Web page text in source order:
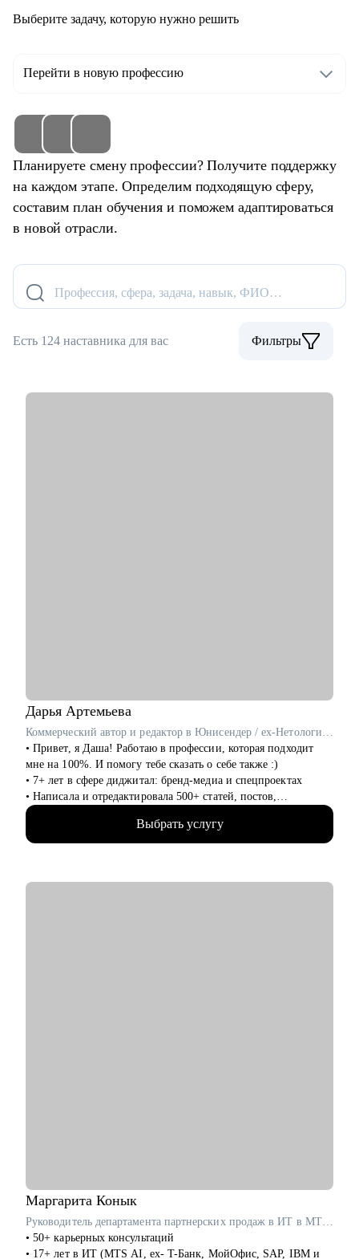
Выберите задачу, которую нужно решить
Перейти в новую профессию
Планируете смену профессии? Получите поддержку
на каждом этапе. Определим подходящую сферу,
составим план обучения и поможем адаптироваться
в новой отрасли.
Профессия, сфера, задача, навык, ФИО…
Есть 124 наставника для вас Фильтры
Дарья Артемьева
Коммерческий автор и редактор в Юнисендер / ex-Нетология, Росатом
• Привет, я Даша! Работаю в профессии, которая подходит
мне на 100%. И помогу тебе сказать о себе также :)
• 7+ лет в сфере диджитал: бренд-медиа и спецпроектах
• Написала и отредактировала 500+ статей, постов,
презентаций
• Провела 100+ консультаций по копирайтингу, редактуре и
нейросетям
верю в каждого, с кем работала лично. Мне важно помочь
тебе увидеть твои сильные стороны, понять, куда двигаться
Выбрать услугу
Маргарита Конык
Руководитель департамента партнерских продаж в ИТ в MTS AI / ex-Т-Банк, Microsoft
• 50+ карьерных консультаций
• 17+ лет в ИТ (MTS AI, ex- T-Банк, МойОфис, SAP, IBM и